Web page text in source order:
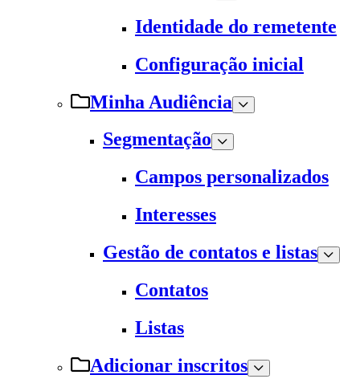
Identidade do remetente
Configuração inicial
Minha Audiência
Segmentação
Campos personalizados
Interesses
Gestão de contatos e listas
Contatos
Listas
Adicionar inscritos